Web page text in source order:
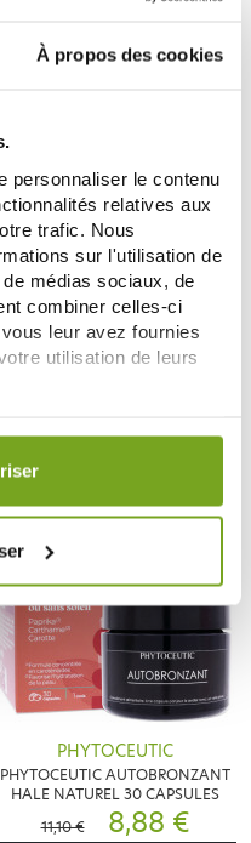
À propos des cookies
personnaliser le contenu
relatives aux
trafic. Nous
sur l'utilisation de
médias sociaux, de
combiner celles-ci
leur avez fournies
utilisation de leurs
conservé pendant une
PHYT'S
PHYT'S BRONZORAL 1 100
CAPSULES
ДОБАВИТЬ В КОРЗИНУ
-20
Zéro
PHYTOCEUTIC
PHYTOCEUTIC AUTOBRONZANT
HALE NATUREL 30 CAPSULES
11,10 €
8,88 €